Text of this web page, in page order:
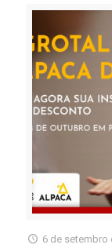
6 de setembro